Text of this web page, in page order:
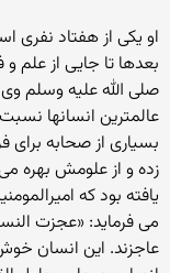
او یکی از هفتاد
بعدها تا جایی از
صلی الله علیه وسلم وی
عالمترین انسانها
بسیاری از صحابه برای
زده و از علومش بهره
یافته بود که
می فرماید: «عجزت
عاجزند. این انسان